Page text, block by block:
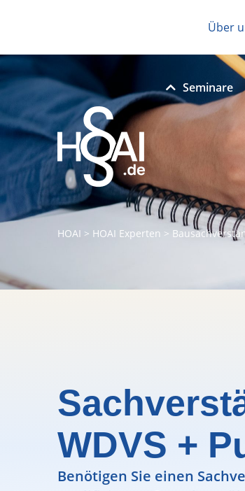
Über
Seminare
HOAI > HOAI Experten >
WDVS +
Benötigen Sie einen